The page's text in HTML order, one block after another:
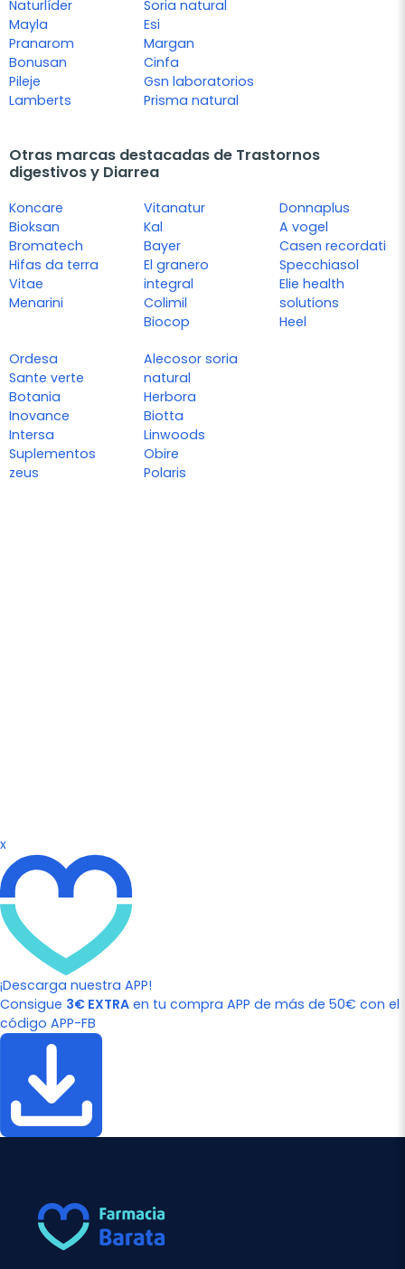
Naturlíder
Mayla
Pranarom
Bonusan
Pileje
Lamberts
Soria natural
Esi
Margan
Cinfa
Gsn laboratorios
Prisma natural
Otras marcas destacadas de Trastornos
digestivos y Diarrea
Koncare
Bioksan
Bromatech
Hifas da terra
Vitae
Menarini
Vitanatur
Kal
Bayer
El granero
integral
Colimil
Biocop
Donnaplus
A vogel
Casen recordati
Specchiasol
Elie health
solutions
Heel
Ordesa
Sante verte
Botania
Inovance
Intersa
Suplementos
zeus
Alecosor soria
natural
Herbora
Biotta
Linwoods
Obire
Polaris
x
¡Descarga nuestra APP!
Consigue 3€ EXTRA en tu compra APP de más de 50€ con el
código APP-FB